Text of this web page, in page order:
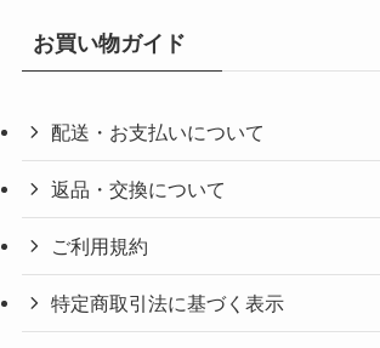
お買い物ガイド
配送・お支払いについて
返品・交換について
ご利用規約
特定商取引法に基づく表示